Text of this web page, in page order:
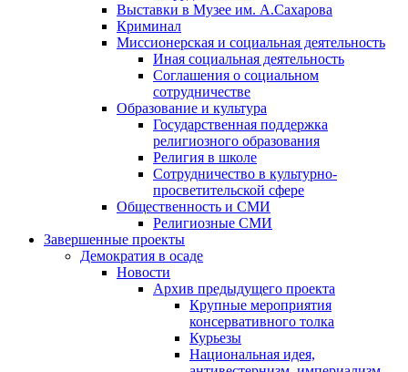
Выставки в Музее им. А.Сахарова
Криминал
Миссионерская и социальная деятельность
Иная социальная деятельность
Соглашения о социальном
сотрудничестве
Образование и культура
Государственная поддержка
религиозного образования
Религия в школе
Сотрудничество в культурно-
просветительской сфере
Общественность и СМИ
Религиозные СМИ
Завершенные проекты
Демократия в осаде
Новости
Архив предыдущего проекта
Крупные мероприятия
консервативного толка
Курьезы
Национальная идея,